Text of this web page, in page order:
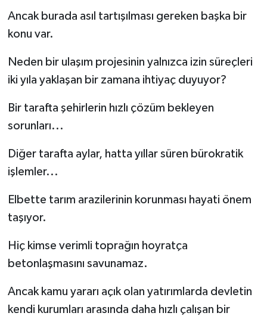
Ancak burada asıl tartışılması gereken başka bir
konu var.
Neden bir ulaşım projesinin yalnızca izin süreçleri
iki yıla yaklaşan bir zamana ihtiyaç duyuyor?
Bir tarafta şehirlerin hızlı çözüm bekleyen
sorunları...
Diğer tarafta aylar, hatta yıllar süren bürokratik
işlemler...
Elbette tarım arazilerinin korunması hayati önem
taşıyor.
Hiç kimse verimli toprağın hoyratça
betonlaşmasını savunamaz.
Ancak kamu yararı açık olan yatırımlarda devletin
kendi kurumları arasında daha hızlı çalışan bir